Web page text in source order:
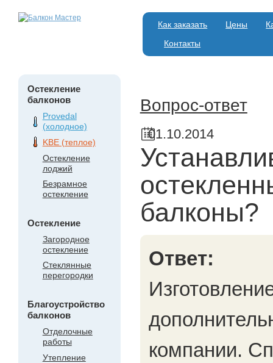
Как заказать Цены
Контакты
Остекление
балконов
Provedal
(холодное)
KBE (теплое)
Остекление
лоджий
Безрамное
остекление
Остекление
Загородное
остекление
Стеклянные
перегородки
Благоустройство
балконов
Отделочные
работы
Утепление
Вопрос-ответ
01.10.2014
балконы?
Ответ:
компании.